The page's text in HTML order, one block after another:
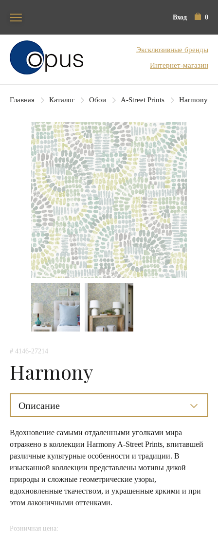
Вход 0
Блок поиска
Эксклюзивные бренды
Интернет-магазин
Главная Каталог Обои A-Street Prints Harmony
# 4146-27214
Harmony
Описание
Вдохновение самыми отдаленными уголками мира
отражено в коллекции Harmony A-Street Prints, впитавшей
различные культурные особенности и традиции. В
изысканной коллекции представлены мотивы дикой
природы и сложные геометрические узоры,
вдохновленные ткачеством, и украшенные яркими и при
этом лаконичными оттенками.
Розничная цена: